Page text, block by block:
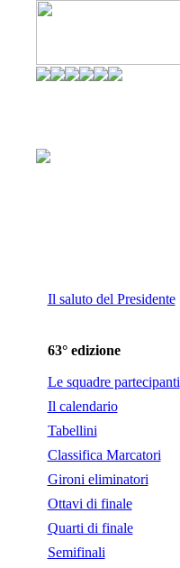
Il saluto del Presidente
63° edizione
Le squadre partecipanti
Il calendario
Tabellini
Classifica Marcatori
Gironi eliminatori
Ottavi di finale
Quarti di finale
Semifinali